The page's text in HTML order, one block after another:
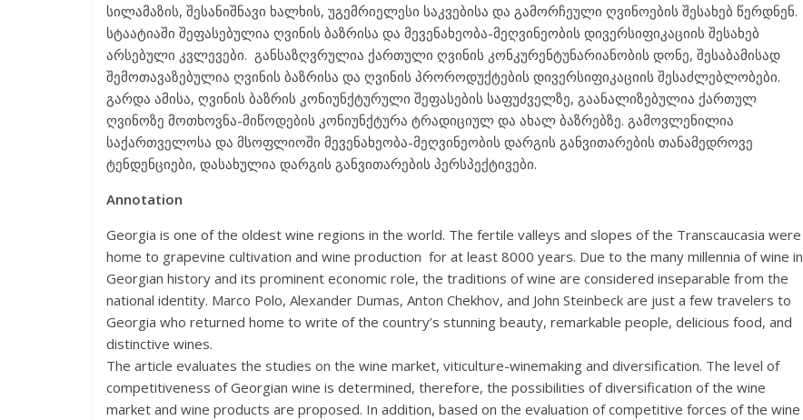
სილამაზის, შესანიშნავი ხალხის, უგემრიელესი საკვებისა და გამორჩეული ღვინოების შესახებ წერდნენ.
სტაატიაში შეფასებულია ღვინის ბაზრისა და მევენახეობა-მეღვინეობის დივერსიფიკაციის შესახებ
არსებული კვლევები. განსაზღვრულია ქართული ღვინის კონკურენტუნარიანობის დონე, შესაბამისად
შემოთავაზებულია ღვინის ბაზრისა და ღვინის პროროდუქტების დივერსიფიკაციის შესაძლებლობები.
გარდა ამისა, ღვინის ბაზრის კონიუნქტურული შეფასების საფუძველზე, გაანალიზებულია ქართულ
ღვინოზე მოთხოვნა-მიწოდების კონიუნქტურა ტრადიციულ და ახალ ბაზრებზე. გამოვლენილია
საქართველოსა და მსოფლიოში მევენახეობა-მეღვინეობის დარგის განვითარების თანამედროვე
ტენდენციები, დასახულია დარგის განვითარების პერსპექტივები.
Annotation
Georgia is one of the oldest wine regions in the world. The fertile valleys and slopes of the Transcaucasia were
home to grapevine cultivation and wine production for at least 8000 years. Due to the many millennia of wine in
Georgian history and its prominent economic role, the traditions of wine are considered inseparable from the
national identity. Marco Polo, Alexander Dumas, Anton Chekhov, and John Steinbeck are just a few travelers to
Georgia who returned home to write of the country’s stunning beauty, remarkable people, delicious food, and
distinctive wines.
The article evaluates the studies on the wine market, viticulture-winemaking and diversification. The level of
competitiveness of Georgian wine is determined, therefore, the possibilities of diversification of the wine
market and wine products are proposed. In addition, based on the evaluation of competitive forces of the wine